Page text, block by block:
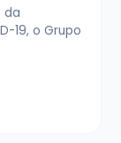
da
19, o Grupo